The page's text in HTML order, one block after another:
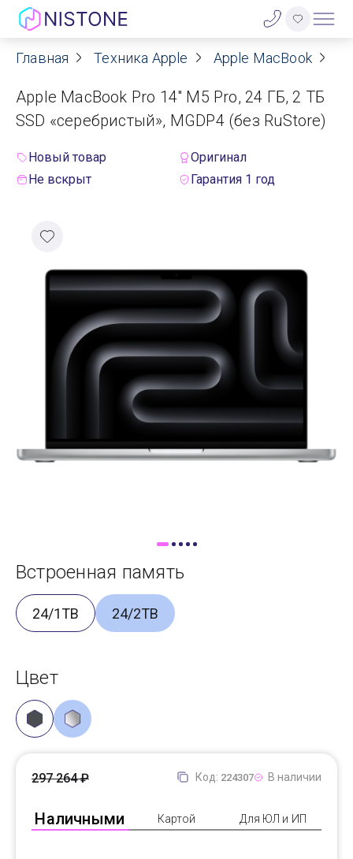
Акции
О нас
Договор оферты
Контакты
Гарантия
Оплата
Самовывоз
Главная Техника Apple Apple MacBook
Apple MacBook Pro 14" M5 Pro, 24 ГБ, 2 ТБ
SSD «серебристый», MGDP4 (без RuStore)
Новый товар
Оригинал
Не вскрыт
Гарантия 1 год
Встроенная память
24/1TB 24/2TB
Цвет
Код: 224307 В наличии
Наличными Картой Для ЮЛ и ИП
297 264 ₽